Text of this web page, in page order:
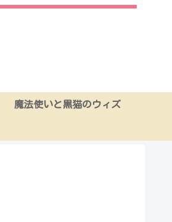
魔法使いと黒猫のウィズ